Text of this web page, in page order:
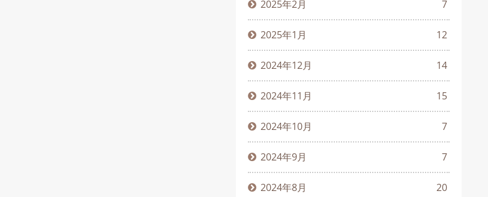
2025年2月 7
2025年1月 12
2024年12月 14
2024年11月 15
2024年10月 7
2024年9月 7
2024年8月 20